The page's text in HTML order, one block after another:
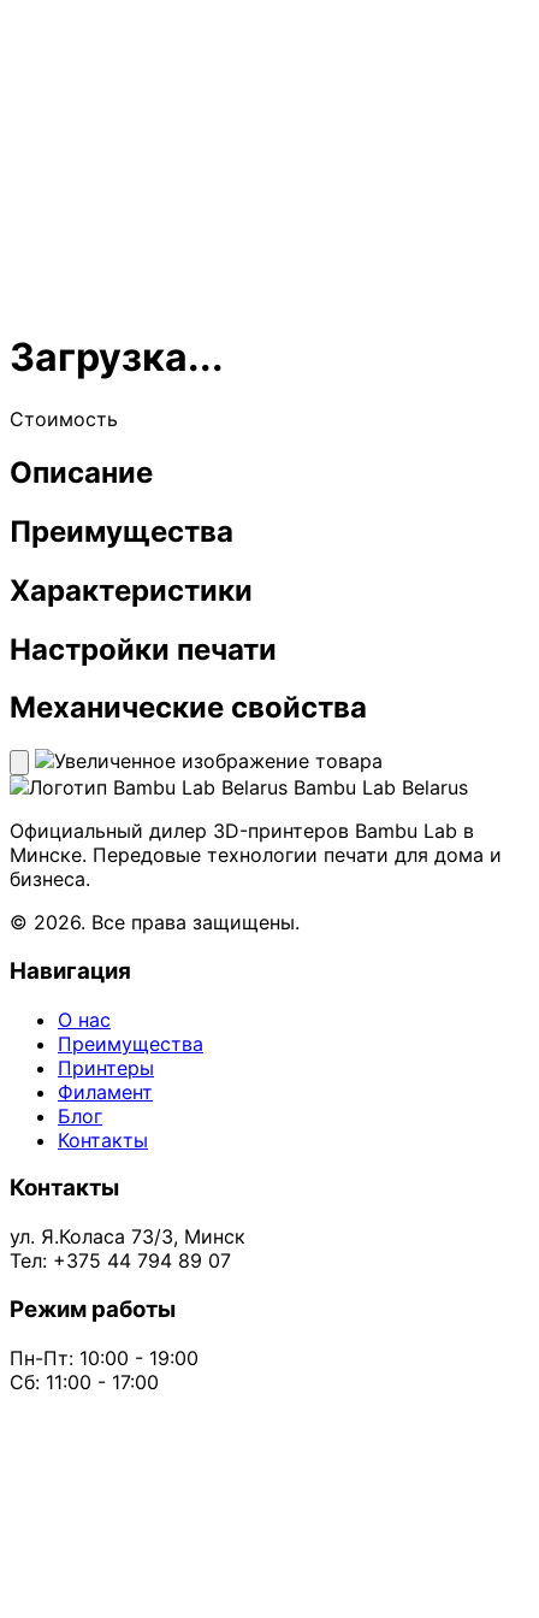
Загрузка...
Стоимость
Описание
Преимущества
Характеристики
Настройки печати
Механические свойства
Bambu Lab Belarus
Официальный дилер 3D-принтеров Bambu Lab в
Минске. Передовые технологии печати для дома и
бизнеса.
© 2026. Все права защищены.
Навигация
О нас
Преимущества
Принтеры
Филамент
Блог
Контакты
Контакты
ул. Я.Коласа 73/3, Минск
Тел: +375 44 794 89 07
Режим работы
Пн-Пт: 10:00 - 19:00
Сб: 11:00 - 17:00